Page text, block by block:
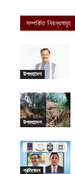
সম্পর্কিত নিবন্ধসমূহ
উপমহাদেশ
উপমহাদেশ
প্রতিবেদন